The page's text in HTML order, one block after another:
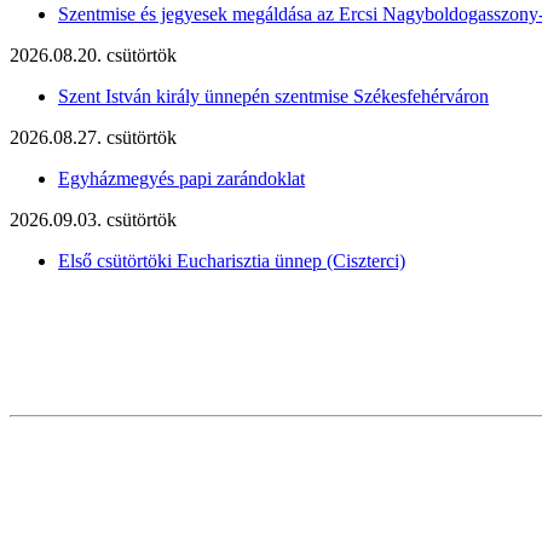
Szentmise és jegyesek megáldása az Ercsi
2026.08.20. csütörtök
Szent István király ünnepén szentmise Székesfehérváron
2026.08.27. csütörtök
Egyházmegyés papi zarándoklat
2026.09.03. csütörtök
Első csütörtöki Eucharisztia ünnep (Ciszterci)